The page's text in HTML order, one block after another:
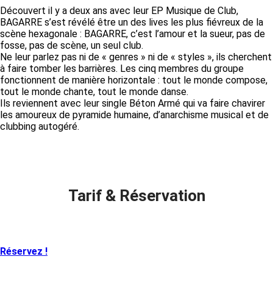
Découvert il y a deux ans avec leur EP Musique de Club,
BAGARRE s’est révélé être un des lives les plus fiévreux de la
scène hexagonale : BAGARRE, c’est l’amour et la sueur, pas de
fosse, pas de scène, un seul club.
Ne leur parlez pas ni de « genres » ni de « styles », ils cherchent
à faire tomber les barrières. Les cinq membres du groupe
fonctionnent de manière horizontale : tout le monde compose,
tout le monde chante, tout le monde danse.
Ils reviennent avec leur single Béton Armé qui va faire chavirer
les amoureux de pyramide humaine, d’anarchisme musical et de
clubbing autogéré.
Tarif & Réservation
Réservez !